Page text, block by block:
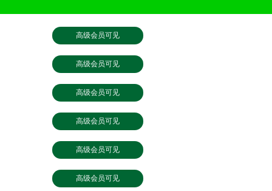
高级会员可见
高级会员可见
高级会员可见
高级会员可见
高级会员可见
高级会员可见